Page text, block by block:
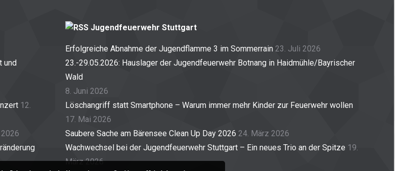
und
12.
Jugendfeuerwehr Stuttgart
Erfolgreiche Abnahme der Jugendflamme 3 im Sommerrain 23. Juli 2026
23.-29.05.2026: Hauslager der Jugendfeuerwehr Botnang in Haidmühle/Bayrischer
Wald
8. Juni 2026
Löschangriff statt Smartphone – Warum immer mehr Kinder zur Feuerwehr wollen
17. Mai 2026
Saubere Sache am Bärensee Clean Up Day 2026 24. März 2026
Wachwechsel bei der Jugendfeuerwehr Stuttgart – Ein neues Trio an der Spitze 19.
März 2026